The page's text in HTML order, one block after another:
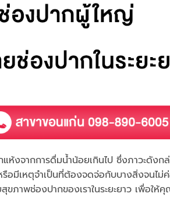
แห้งจากการดื่มน้ำน้อยเกินไป ซึ่งภาวะดั
รือมีเหตุจำเป็นที่ต้องจดจ่อกับบางสิ่งจนไ
ขภาพช่องปากของเราในระยะยาว เพื่อ